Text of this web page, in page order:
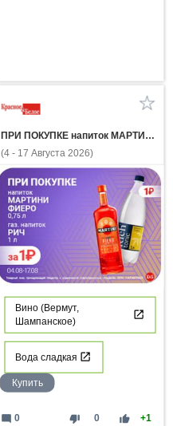
ПРИ ПОКУПКЕ напиток МАРТИНИ ФИЕРО 0,75л газ напиток РИЧ 1л за 1 рубль
(4 - 17 Августа 2026)
Вино (Вермут,
Шампанское)
Вода сладкая
Купить
thumb_down 0 thumb_up +1
mode_comment 0